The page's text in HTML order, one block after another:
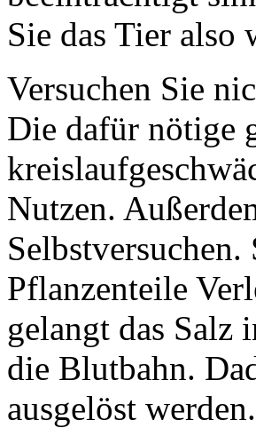
Sie das Tier also
Versuchen Sie
Die dafür nötige
Nutzen.
Pflanzenteile
gelangt das Salz
die Blutbahn.
ausgelöst werden.